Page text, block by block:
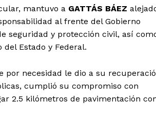
mantuvo a GATTÁS BÁEZ
al frente del Gobierno
seguridad y protección civil, así
Estado y Federal.
por necesidad le dio a su
cumplió su compromiso con
2.5 kilómetros de pavimentación